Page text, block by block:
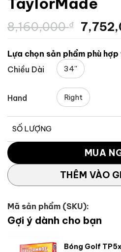
8,160,000₫
Giá
là:
Lựa chọn sản phẩm phù
Chiều Dài
34''
Hand Right
SỐ LƯỢNG
Gậy putter SYSTM2 Ardmore
THÊM VÀO
MUA
Mã sản phẩm (SKU):
Gợi ý dành cho bạn
Bóng Golf